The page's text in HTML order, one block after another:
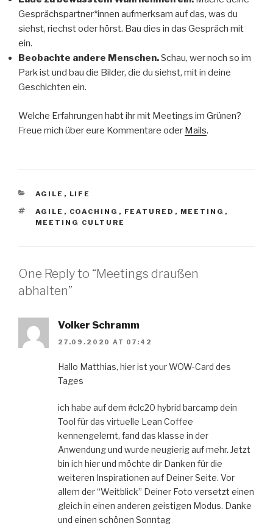
Gesprächspartner*innen aufmerksam auf das, was du
siehst, riechst oder hörst. Bau dies in das Gespräch mit
ein.
Beobachte andere Menschen.Schau, wer noch so im
Park ist und bau die Bilder, die du siehst, mit in deine
Geschichten ein.
Welche Erfahrungen habt ihr mit Meetings im Grünen?
Freue mich über eure Kommentare oder Mails.
CATEGORIES
AGILE , LIFE
TAGS
AGILE , COACHING , FEATURED , MEETING ,
MEETING CULTURE
One Reply to “Meetings draußen
abhalten”
Volker Schramm
27.09.2020 AT 07:42
Hallo Matthias, hier ist your WOW-Card des
Tages
ich habe auf dem #clc20 hybrid barcamp dein
Tool für das virtuelle Lean Coffee
kennengelernt, fand das klasse in der
Anwendung und wurde neugierig auf mehr. Jetzt
bin ich hier und möchte dir Danken für die
weiteren Inspirationen auf Deiner Seite. Vor
allem der “Weitblick” Deiner Foto versetzt einen
gleich in einen anderen geistigen Modus. Danke
und einen schönen Sonntag